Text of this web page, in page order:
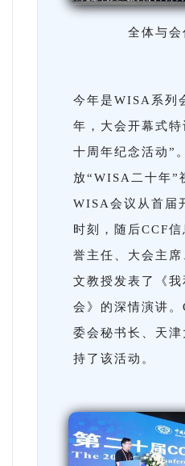
全体与会
今年是WISA系列
年，大会开幕式
十周年纪念活动”
放“WISA二十年”
WISA会议从首届
时刻，随后CCF
誉主任、大会主
文教授发表了《
会》的深情演讲
委会秘书长、天
持了该活动。